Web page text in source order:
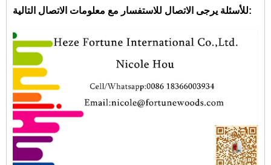
للأسئلة يرجى الاتصال للاستفسار مع معلومات الاتصال التالية: